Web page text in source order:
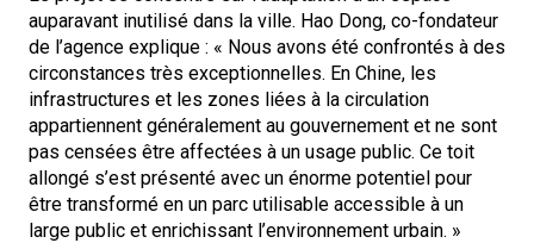
auparavant inutilisé dans la ville. Hao Dong, co-fondateur
de l’agence explique : « Nous avons été confrontés à des
circonstances très exceptionnelles. En Chine, les
infrastructures et les zones liées à la circulation
appartiennent généralement au gouvernement et ne sont
pas censées être affectées à un usage public. Ce toit
allongé s’est présenté avec un énorme potentiel pour
être transformé en un parc utilisable accessible à un
large public et enrichissant l’environnement urbain. »